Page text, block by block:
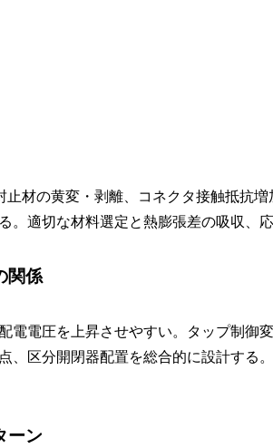
止材の黄変・剥離、コネクタ接触抵抗
。適切な材料選定と熱膨張差の吸収、
関係
電電圧を上昇させやすい。タップ制御
、区分開閉器配置を総合的に設計する
ーン